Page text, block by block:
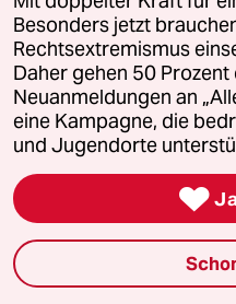
Yeah
Überleben,
Das sind
Außerdem
alles andere
16.06.2025,
Besonders jetzt
Rechtsextremismus
Daher gehen 50
Neuanmeldungen an
eine Kampagne, die
und Jugendorte
